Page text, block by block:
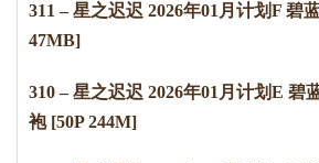
311 – 星之迟迟 2026年01月计划F 碧
47MB]
310 – 星之迟迟 2026年01月计划E 碧
袍 [50P 244M]